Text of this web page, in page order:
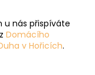
u nás přispíváte
Domácího
v Hořicích.